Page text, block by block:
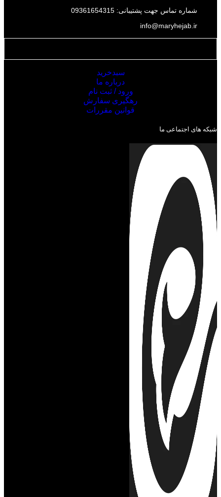
شماره تماس جهت پشتیبانی: 09361654315
info@maryhejab.ir
سبدخرید
درباره ما
ورود / ثبت نام
رهگیری سفارش
قوانین مقررات
شبکه های اجتماعی ما